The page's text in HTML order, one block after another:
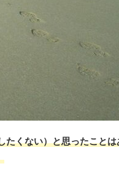
たくない）と思ったことは